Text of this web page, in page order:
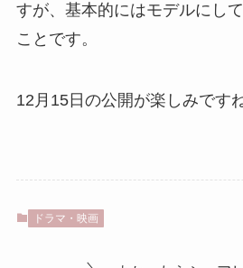
すが、基本的にはモデルにし
ことです。
12月15日の公開が楽しみです
ドラマ・映画